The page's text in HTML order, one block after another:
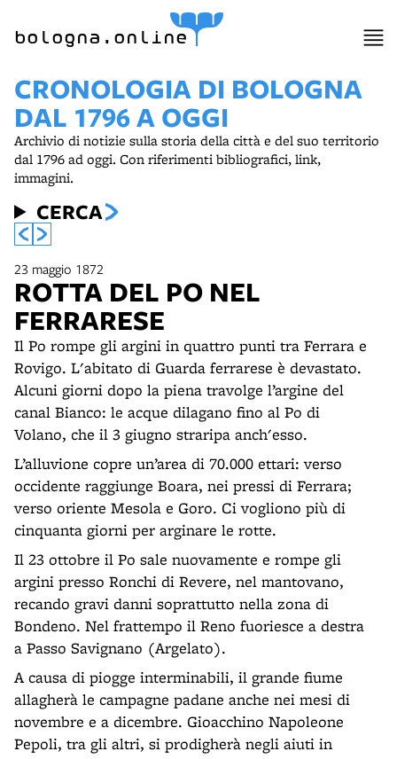
bologna.online
CRONOLOGIA DI BOLOGNA
DAL 1796 A OGGI
Archivio di notizie sulla storia della città e del suo territorio
dal 1796 ad oggi. Con riferimenti bibliografici, link,
immagini.
CERCA
23 maggio 1872
ROTTA DEL PO NEL
FERRARESE
Il Po rompe gli argini in quattro punti tra Ferrara e
Rovigo. L'abitato di Guarda ferrarese è devastato.
Alcuni giorni dopo la piena travolge l’argine del
canal Bianco: le acque dilagano fino al Po di
Volano, che il 3 giugno straripa anch'esso.
L’alluvione copre un’area di 70.000 ettari: verso
occidente raggiunge Boara, nei pressi di Ferrara;
verso oriente Mesola e Goro. Ci vogliono più di
cinquanta giorni per arginare le rotte.
Il 23 ottobre il Po sale nuovamente e rompe gli
argini presso Ronchi di Revere, nel mantovano,
recando gravi danni soprattutto nella zona di
Bondeno. Nel frattempo il Reno fuoriesce a destra
a Passo Savignano (Argelato).
A causa di piogge interminabili, il grande fiume
allagherà le campagne padane anche nei mesi di
novembre e a dicembre. Gioacchino Napoleone
Pepoli, tra gli altri, si prodigherà negli aiuti in